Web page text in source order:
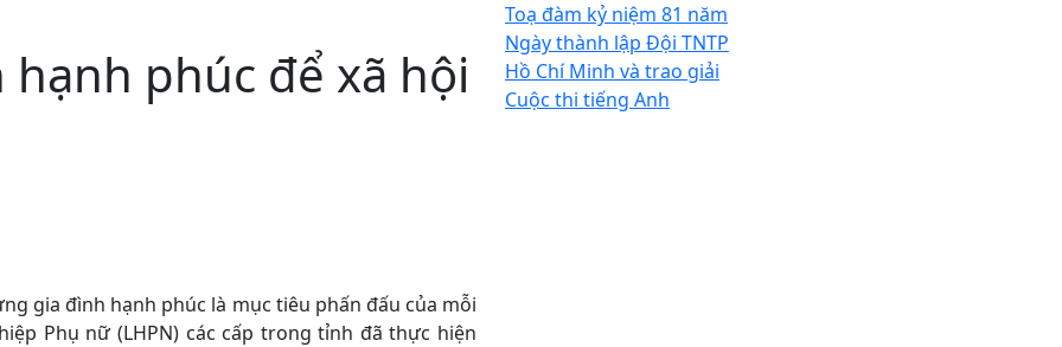
phúc để xã hội
gia đình hạnh phúc là mục tiêu phấn đấu của mỗi
Phụ nữ (LHPN) các cấp trong tỉnh đã thực hiện
Toạ đàm kỷ niệm 81 năm
Ngày thành lập Đội TNTP
Hồ Chí Minh và trao giải
Cuộc thi tiếng Anh